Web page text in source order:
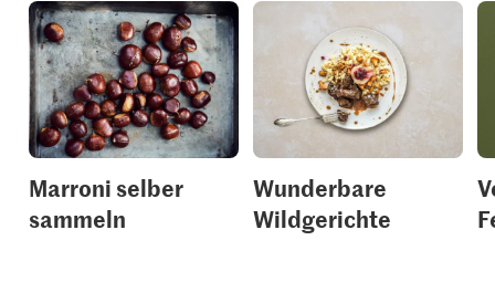
Marroni selber
sammeln
Wunderbare
Wildgerichte